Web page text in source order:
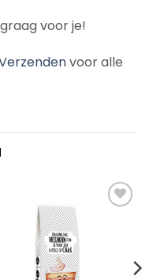
voor je!
voor alle